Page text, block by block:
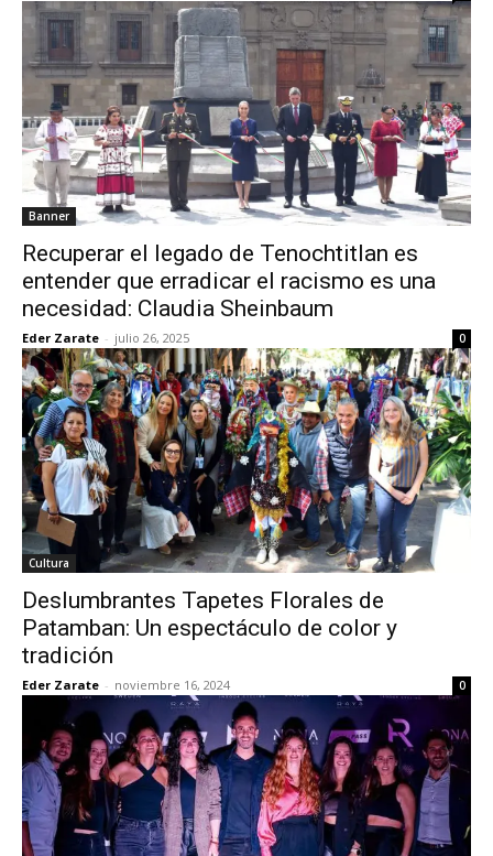
Banner
Recuperar el legado de Tenochtitlan es
entender que erradicar el racismo es una
necesidad: Claudia Sheinbaum
Eder Zarate - julio 26, 2025 0
Cultura
Deslumbrantes Tapetes Florales de
Patamban: Un espectáculo de color y
tradición
Eder Zarate - noviembre 16, 2024 0